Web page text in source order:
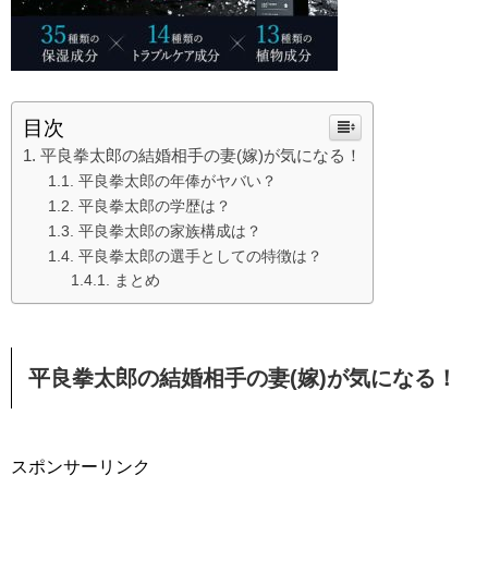
目次
平良拳太郎の結婚相手の妻(嫁)が気になる！
平良拳太郎の年俸がヤバい？
平良拳太郎の学歴は？
平良拳太郎の家族構成は？
平良拳太郎の選手としての特徴は？
まとめ
平良拳太郎の結婚相手の妻(嫁)が気になる！
スポンサーリンク